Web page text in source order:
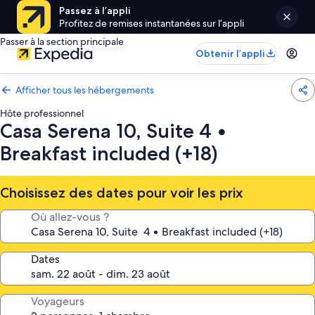
Passez à l’appli
Profitez de remises instantanées sur l’appli
Passer à la section principale
Obtenir l’appli
Afficher tous les hébergements
Hôte professionnel
Casa Serena 10, Suite 4 •
Breakfast included (+18)
Choisissez des dates pour voir les prix
Où allez-vous ?
Dates
Voyageurs